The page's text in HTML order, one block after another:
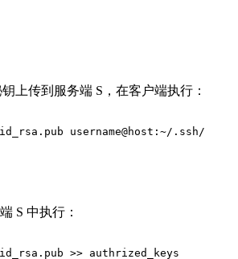
上传到服务端 S，在客户端执行：
username@host:~/.ssh/
S 中执行：
>> authrized_keys